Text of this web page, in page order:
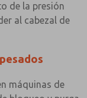
de la presión
al cabezal de
máquinas de